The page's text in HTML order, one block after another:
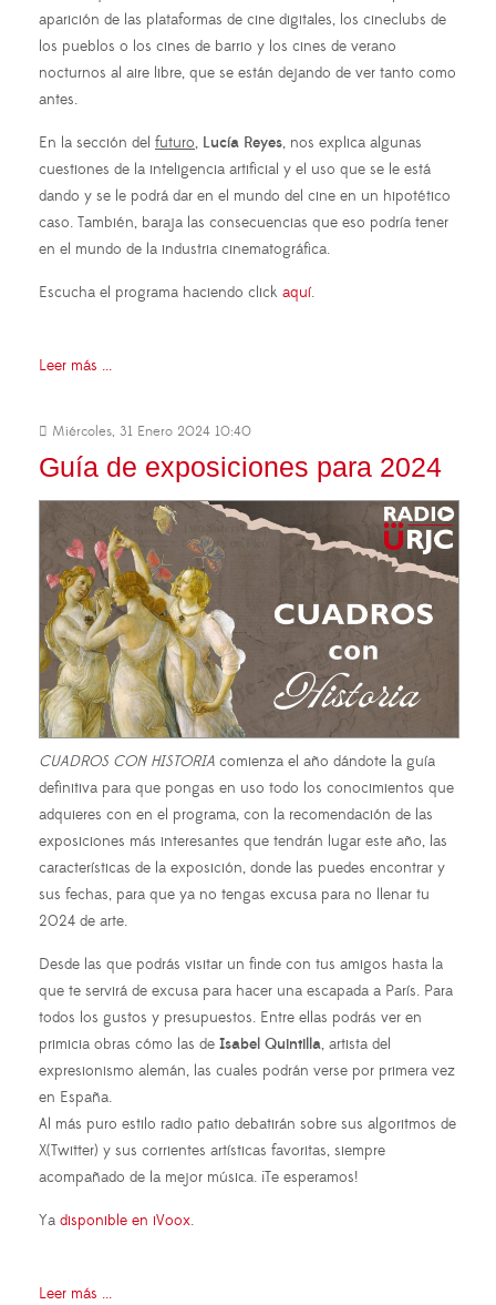
aparición de las plataformas de cine digitales, los cineclubs de
los pueblos o los cines de barrio y los cines de verano
nocturnos al aire libre, que se están dejando de ver tanto como
antes.
En la sección del futuro, Lucía Reyes, nos explica algunas
cuestiones de la inteligencia artificial y el uso que se le está
dando y se le podrá dar en el mundo del cine en un hipotético
caso. También, baraja las consecuencias que eso podría tener
en el mundo de la industria cinematográfica.
Escucha el programa haciendo click aquí.
Leer más ...
Miércoles, 31 Enero 2024 10:40
Guía de exposiciones para 2024
CUADROS CON HISTORIA comienza el año dándote la guía
definitiva para que pongas en uso todo los conocimientos que
adquieres con en el programa, con la recomendación de las
exposiciones más interesantes que tendrán lugar este año, las
características de la exposición, donde las puedes encontrar y
sus fechas, para que ya no tengas excusa para no llenar tu
2024 de arte.
Desde las que podrás visitar un finde con tus amigos hasta la
que te servirá de excusa para hacer una escapada a París. Para
todos los gustos y presupuestos. Entre ellas podrás ver en
primicia obras cómo las de Isabel Quintilla, artista del
expresionismo alemán, las cuales podrán verse por primera vez
en España.
Al más puro estilo radio patio debatirán sobre sus algoritmos de
X(Twitter) y sus corrientes artísticas favoritas, siempre
acompañado de la mejor música. ¡Te esperamos!
Ya disponible en iVoox.
Leer más ...